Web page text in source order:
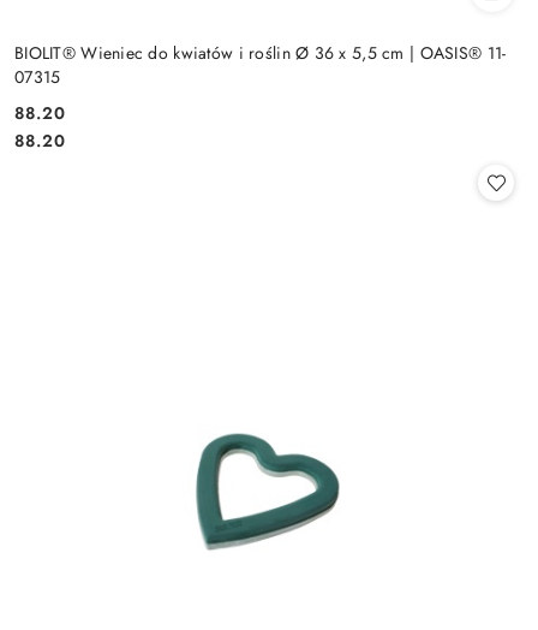
BIOLIT® Wieniec do kwiatów i roślin Ø 36 x 5,5 cm | OASIS® 11-
07315
Cena:
88.20
Cena:
88.20